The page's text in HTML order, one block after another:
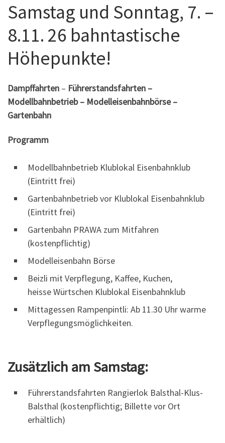
Samstag und Sonntag, 7. –
8.11. 26 bahntastische
Höhepunkte!
Dampffahrten – Führerstandsfahrten –
Modellbahnbetrieb – Modelleisenbahnbörse –
Gartenbahn
Programm
Modellbahnbetrieb Klublokal Eisenbahnklub
(Eintritt frei)
Gartenbahnbetrieb vor Klublokal Eisenbahnklub
(Eintritt frei)
Gartenbahn PRAWA zum Mitfahren
(kostenpflichtig)
Modelleisenbahn Börse
Beizli mit Verpflegung, Kaffee, Kuchen,
heisse Würtschen Klublokal Eisenbahnklub
Mittagessen Rampenpintli: Ab 11.30 Uhr warme
Verpflegungsmöglichkeiten.
Zusätzlich am Samstag:
Führerstandsfahrten Rangierlok Balsthal-Klus-
Balsthal (kostenpflichtig; Billette vor Ort
erhältlich)